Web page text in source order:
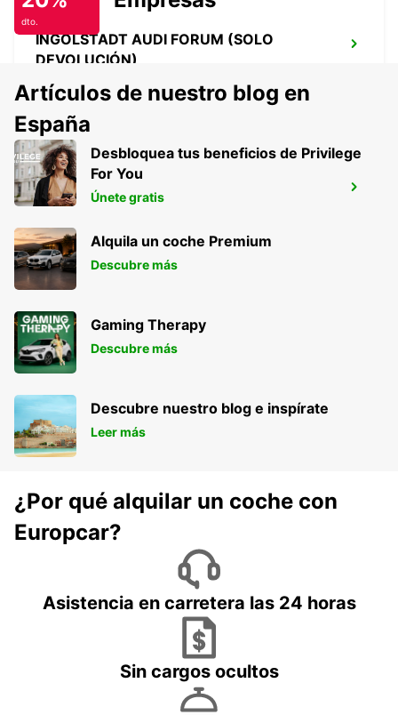
INGOLSTADT AUDI FORUM (SOLO
DEVOLUCIÓN)
MÚNICH ESTACIÓN CENTRAL
MUENCHEN - GERMANY
dto.
Artículos de nuestro blog en
España
Desbloquea tus beneficios de Privilege
For You
Únete gratis
Alquila un coche Premium
Descubre más
Gaming Therapy
Descubre más
Descubre nuestro blog e inspírate
Leer más
¿Por qué alquilar un coche con
Europcar?
Asistencia en carretera las 24 horas
Sin cargos ocultos